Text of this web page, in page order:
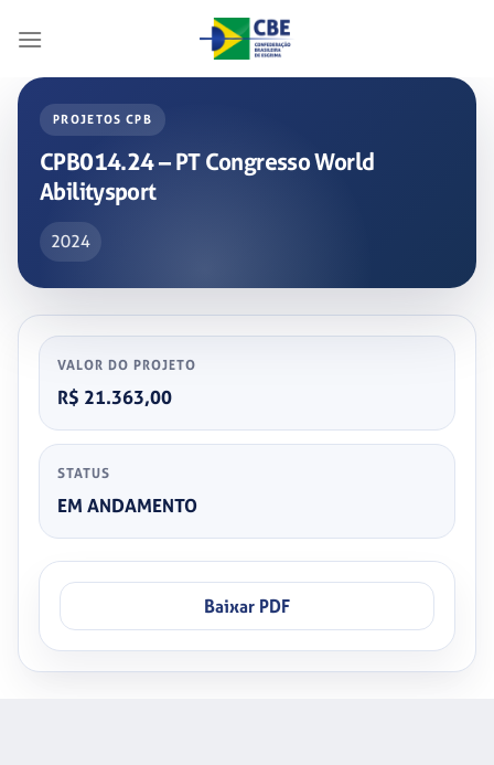
PROJETOS CPB
CPB014.24 – PT Congresso World
Abilitysport
2024
VALOR DO PROJETO
R$ 21.363,00
STATUS
EM ANDAMENTO
Baixar PDF